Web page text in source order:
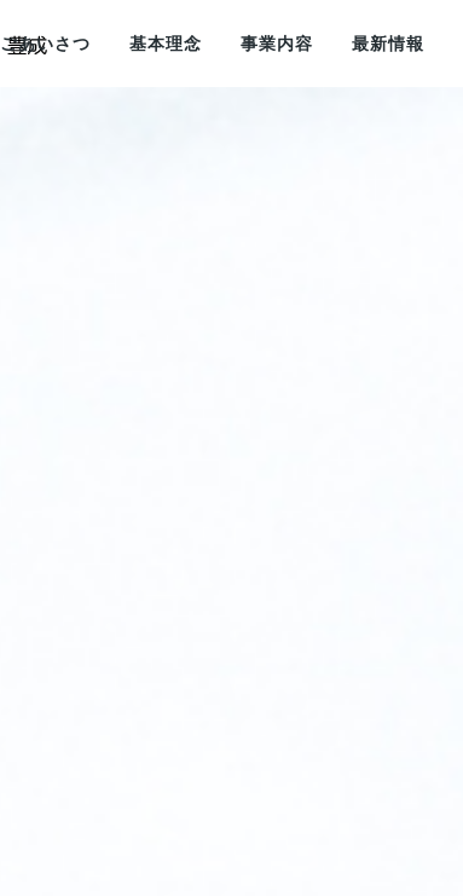
ごあいさつ 基本理念 事業内容 最新情報